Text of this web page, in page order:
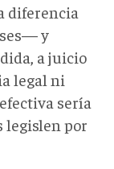
diferencia
y
a juicio
legal ni
sería
legislen por